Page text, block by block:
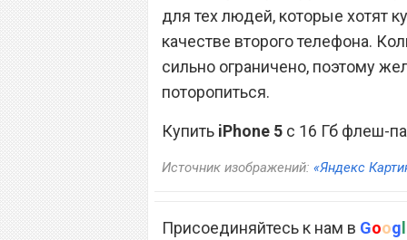
для тех людей, которые хотят
качестве второго телефона.
сильно ограничено, поэтому
поторопиться.
Купить iPhone 5 с 16 Гб флеш-
Источник изображений: «Яндекс
Присоединяйтесь к нам в Googl